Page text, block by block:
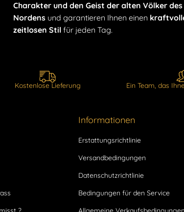
Charakter und den Geist der alten Völker des
Nordens und garantieren Ihnen einen
zeitlosen Stil für jeden Tag.
Kostenlose Lieferung Ein Team, das
Informationen
Erstattungsrichtlinie
Versandbedingungen
Datenschutzrichtlinie
Bedingungen für den Service